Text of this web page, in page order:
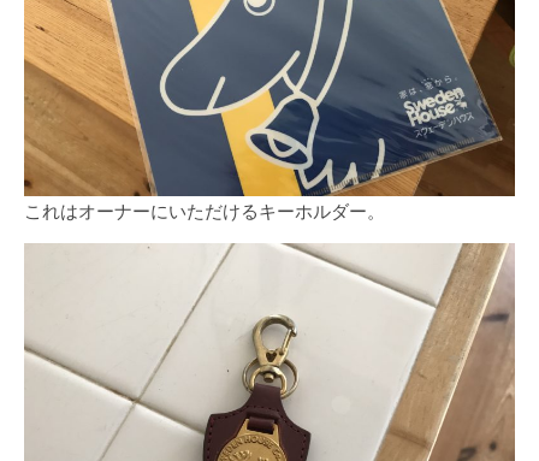
これはオーナーにいただけるキーホルダー。